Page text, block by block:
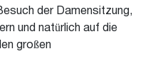
der Damensitzung,
und natürlich auf die
großen